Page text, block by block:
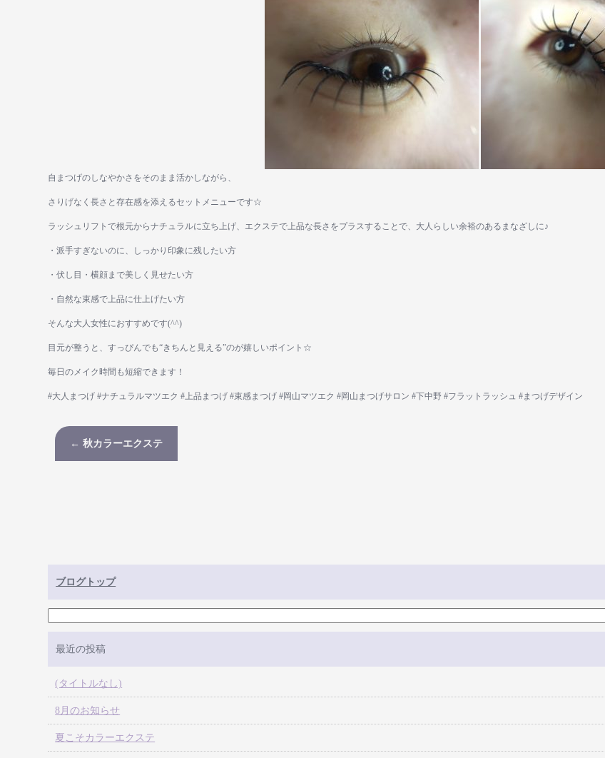
自まつげのしなやかさをそのまま活かしながら、
さりげなく長さと存在感を添えるセットメニューです☆
ラッシュリフトで根元からナチュラルに立ち上げ、エクステで上品な長さをプラスすることで、大人らしい余裕のあるまなざしに♪
・派手すぎないのに、しっかり印象に残したい方
・伏し目・横顔まで美しく見せたい方
・自然な束感で上品に仕上げたい方
そんな大人女性におすすめです(^^)
目元が整うと、すっぴんでも“きちんと見える”のが嬉しいポイント☆
毎日のメイク時間も短縮できます！
#大人まつげ #ナチュラルマツエク #上品まつげ #束感まつげ #岡山マツエク #岡山まつげサロン #下中野 #フラットラッシュ #まつげデザイン
← 秋カラーエクステ
ブログトップ
最近の投稿
(タイトルなし)
8月のお知らせ
夏こそカラーエクステ